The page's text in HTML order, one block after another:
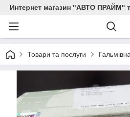
Интернет магазин "АВТО ПРАЙМ"
Товари та послуги